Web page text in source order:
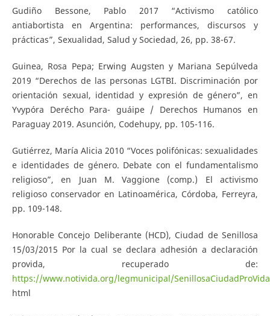
Gudiño Bessone, Pablo 2017 “Activismo católico
antiabortista en Argentina: performances, discursos y
prácticas”, Sexualidad, Salud y Sociedad, 26, pp. 38-67.
Guinea, Rosa Pepa; Erwing Augsten y Mariana Sepúlveda
2019 “Derechos de las personas LGTBI. Discriminación por
orientación sexual, identidad y expresión de género”, en
Yvypóra Derécho Para- guáipe / Derechos Humanos en
Paraguay 2019. Asunción, Codehupy, pp. 105-116.
Gutiérrez, María Alicia 2010 “Voces polifónicas: sexualidades
e identidades de género. Debate con el fundamentalismo
religioso”, en Juan M. Vaggione (comp.) El activismo
religioso conservador en Latinoamérica, Córdoba, Ferreyra,
pp. 109-148.
Honorable Concejo Deliberante (HCD), Ciudad de Senillosa
15/03/2015 Por la cual se declara adhesión a declaración
provida, recuperado de:
https://www.notivida.org/legmunicipal/SenillosaCiudadProVida
html